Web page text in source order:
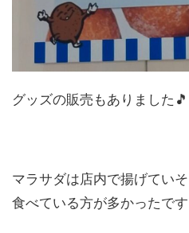
グッズの販売もありました🎵
マラサダは店内で揚げてい
食べている方が多かったです